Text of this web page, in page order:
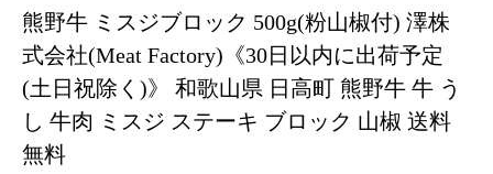
熊野牛 ミスジブロック 500g(粉山椒付) 澤株
式会社(Meat Factory)《30日以内に出荷予定
(土日祝除く)》 和歌山県 日高町 熊野牛 牛 う
し 牛肉 ミスジ ステーキ ブロック 山椒 送料
無料